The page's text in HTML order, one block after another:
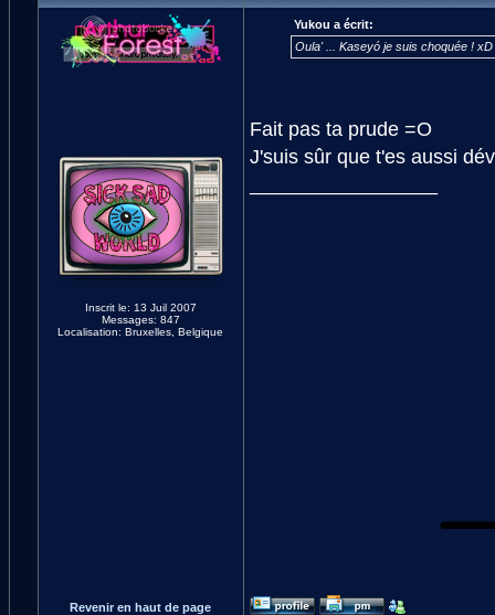
Inscrit le: 13 Juil 2007
Messages: 847
Localisation: Bruxelles, Belgique
Yukou a écrit:
Oula' ... Kaseyó je suis choquée ! xD
Fait pas ta prude =O
J'suis sûr que t'es aussi
Revenir en haut de page